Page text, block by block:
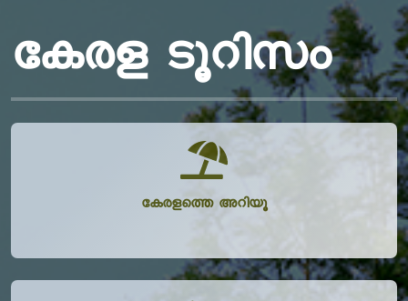
കേരള ടൂറിസം
കേരളത്തെ അറിയൂ